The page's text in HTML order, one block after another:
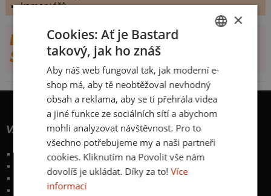
komentářů:0
DALŠÍ NÁVRHY OD DENISA
ŠVECOVÁ
Vše o nákupu
Poštovné a způsoby doručení
Garance výměny či vrácení
Časté otázky
Zakázkový potisk textilu
SLOVAK
×
Cookies: Ať je Bastard
takový, jak ho znáš
Aby náš web fungoval tak, jak moderní e-
shop má, aby tě neobtěžoval nevhodný
obsah a reklama, aby se ti přehrála videa
a jiné funkce ze sociálních sítí a abychom
mohli analyzovat návštěvnost. Pro to
všechno potřebujeme my a naši partneři
cookies. Kliknutím na Povolit vše nám
dovolíš je ukládat. Díky za to! Více
informací